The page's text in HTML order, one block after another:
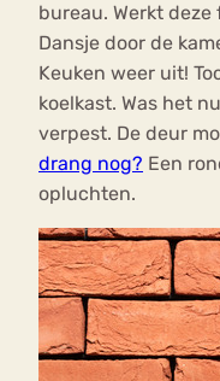
bureau. Werkt deze
Dansje door de
Keuken weer uit!
koelkast. Was het
verpest. De deur
drang nog? Een
opluchten.